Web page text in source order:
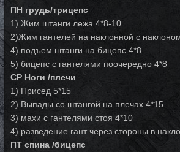
ПН грудь/трицепс
1) Жим штанги лежа 4*8-10
2)Жим гантелей на наклонной с
4) подъем штанги на бицепс 4*8
5) бицепс с гантелями поочередно 4*8
СР Ноги /плечи
1) Присед 5*15
2) Выпады со штангой на плечах 4*15
3) махи с гантелями стоя 4*10
4) разведение гант через стороны в
ПТ спина /бицепс